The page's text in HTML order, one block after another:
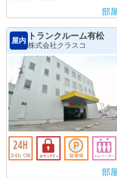
部
屋内
トランクルーム有松
株式会社クラスコ
部